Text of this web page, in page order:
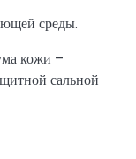
среды.
кожи –
сальной